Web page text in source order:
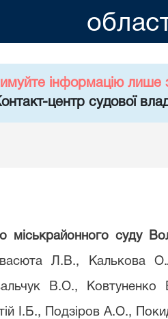
інформацію лише
центр судової
міськрайонного суду
Л.В., Калькова
В.О.,
І.Б., Подзіров А.О.,